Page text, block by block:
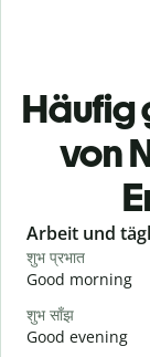
Häufig
von
Slide 1 of 6
Arbeit und
शुभ प्रभात
Good morning
शुभ साँझ
Good evening